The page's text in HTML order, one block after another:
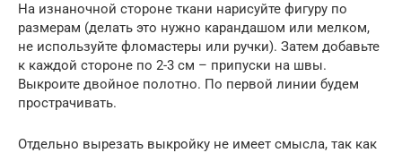
На изнаночной стороне ткани нарисуйте фигуру по
размерам (делать это нужно карандашом или мелком,
не используйте фломастеры или ручки). Затем добавьте
к каждой стороне по 2-3 см – припуски на швы.
Выкроите двойное полотно. По первой линии будем
прострачивать.
Отдельно вырезать выкройку не имеет смысла, так как